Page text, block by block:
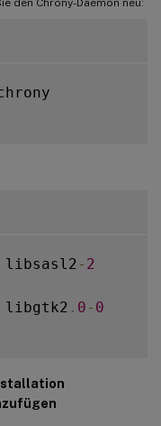
libsasl2 - 2
libgtk2 . 0 - 0